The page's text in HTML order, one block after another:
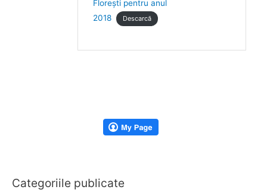
Florești pentru anul
2018
Descarcă
Categoriile publicate